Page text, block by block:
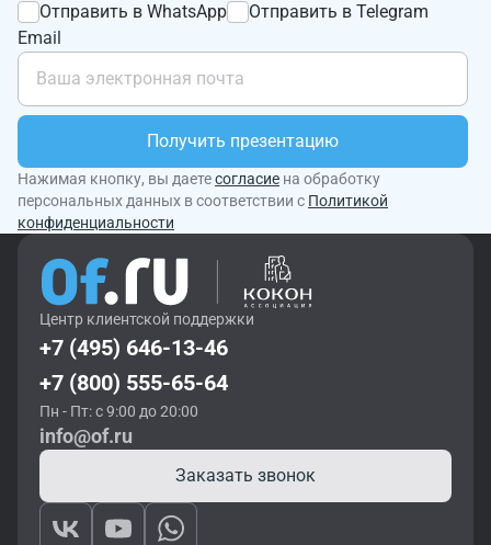
Отправить в WhatsApp
Отправить в Telegram
Email
Получить презентацию
Нажимая кнопку, вы даетесогласие на обработку
персональных данных в соответствии с Политикой
конфиденциальности
Центр клиентской поддержки
+7 (495) 646-13-46
+7 (800) 555-65-64
Пн - Пт: с 9:00 до 20:00
info@of.ru
Заказать звонок